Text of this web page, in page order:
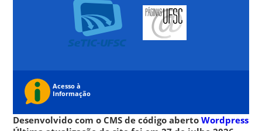
Desenvolvido com o CMS de código abertoWordpress